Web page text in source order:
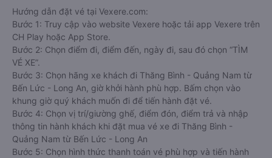
Cách đặt vé xe khách đi Thăng Bình - Quảng Nam từ
Bến Lức - Long An nhanh và uy tín nhất
Việc có rất nhiều nhà xe Bến Lức - Long An Thăng Bình -
Quảng Nam giúp cho du khách có đa dạng sự lựa chọn. Đây
cũng có thể là một điều bất lợi làm cho hàng khách không biết
nên chọn nhà xe nào là phù hợp với mình. Bên cạnh đó, việc
đảm bảo giữ chỗ, có được chỗ ngồi yêu thích sau khi đặt vé
xe đi Thăng Bình - Quảng Nam từ Bến Lức - Long An giữa nhà
xe với khách hàng sau khi đặt trực tiếp vẫn chưa được đảm
bảo 100%.